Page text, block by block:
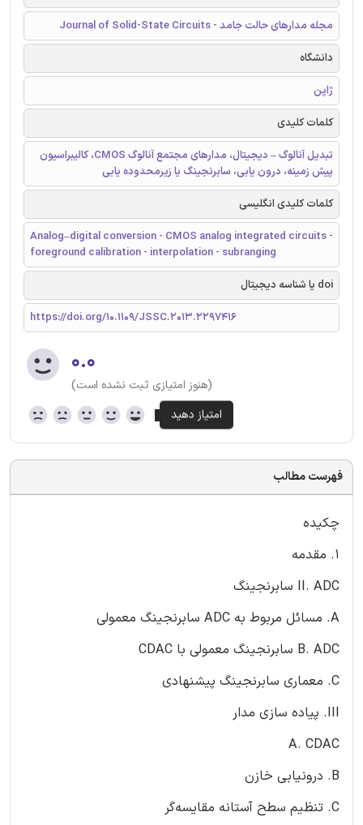
مجله مدارهای حالت جامد - Journal of Solid-State Circuits
دانشگاه
ژاپن
کلمات کلیدی
تبدیل آنالوگ – دیجیتال، مدارهای مجتمع آنالوگ CMOS، کالیبراسیون
پیش زمینه، درون یابی، سابرنجینگ یا زیرمحدوده یابی
کلمات کلیدی انگلیسی
Analog–digital conversion - CMOS analog integrated circuits -
foreground calibration - interpolation - subranging
doi یا شناسه دیجیتال
https://doi.org/10.1109/JSSC.2013.2297416
۰.۰
(هنوز امتیازی ثبت نشده است)
فهرست مطالب
چکیده
1. مقدمه
II. ADC سابرنجینگ
A. مسائل مربوط به ADC سابرنجینگ معمولی
B. ADC سابرنجینگ معمولی با CDAC
C. معماری سابرنجینگ پیشنهادی
III. پیاده سازی مدار
A. CDAC
B. درونیابی خازن
C. تنظیم سطح آستانه مقایسه‌گر